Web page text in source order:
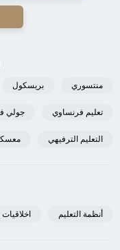
منتسوري بريسكول
تعليم فرنساوي جولي
التعليم الترفيهي
أنظمة التعليم